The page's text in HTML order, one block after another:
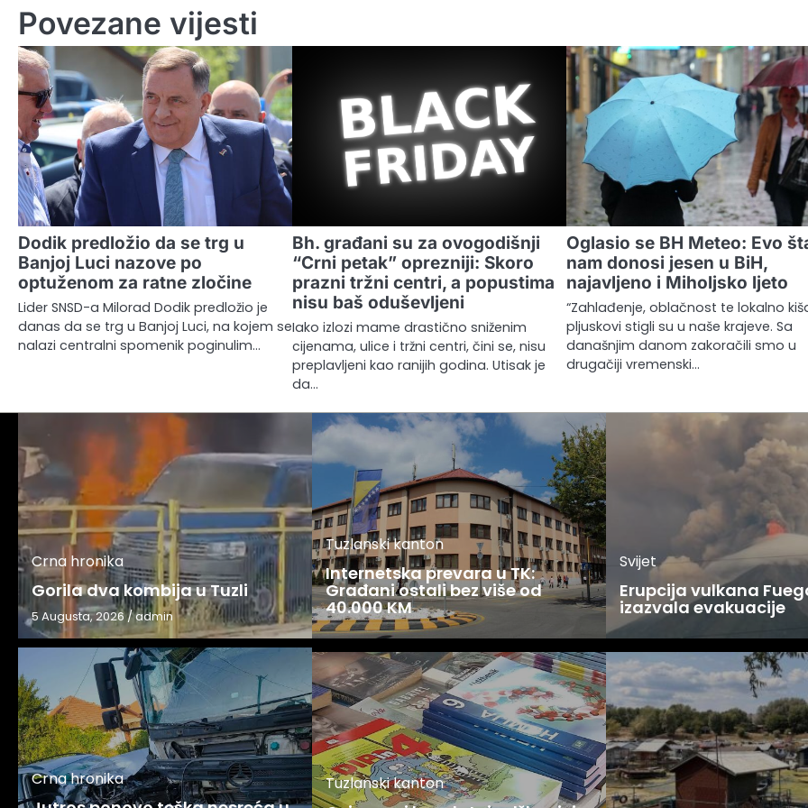
Povezane vijesti
Dodik predložio da se trg u
Banjoj Luci nazove po
optuženom za ratne zločine
Lider SNSD-a Milorad Dodik predložio je
danas da se trg u Banjoj Luci, na kojem se
nalazi centralni spomenik poginulim…
Bh. građani su za ovogodišnji
“Crni petak” oprezniji: Skoro
prazni tržni centri, a popustima
nisu baš oduševljeni
Iako izlozi mame drastično sniženim
cijenama, ulice i tržni centri, čini se, nisu
preplavljeni kao ranijih godina. Utisak je
da…
Oglasio se BH Meteo: Evo
nam donosi jesen u BiH,
najavljeno i Miholjsko ljeto
“Zahlađenje, oblačnost te lokalno
pljuskovi stigli su u naše krajeve. Sa
današnjim danom zakoračili smo u
drugačiji vremenski…
Crna hronika
Gorila dva kombija u Tuzli
5 Augusta, 2026/admin
Crna hronika
Tuzlanski kanton
Internetska prevara u TK:
Građani ostali bez više od
40.000 KM
Tuzlanski kanton
Svijet
Erupcija vulkana
izazvala evakuacije